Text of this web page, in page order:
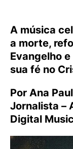
A música
a morte,
Evangelho
sua fé no
Por Ana
Jornalista –
Digital